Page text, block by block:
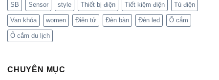
SB Sensor style Thiết bị điện Tiết kiệm điện Tủ điện
Van khóa women Điện tử Đèn bàn Đèn led Ổ cắm
Ổ cắm du lịch
CHUYÊN MỤC